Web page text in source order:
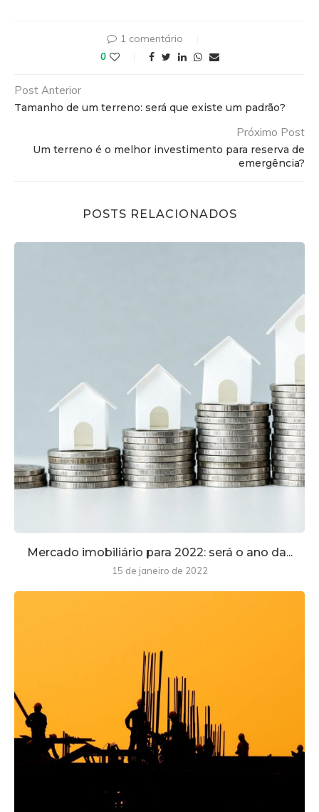
1 comentário
0
Post Anterior
Tamanho de um terreno: será que existe um padrão?
Próximo Post
Um terreno é o melhor investimento para reserva de
emergência?
POSTS RELACIONADOS
Mercado imobiliário para 2022: será o ano da...
15 de janeiro de 2022